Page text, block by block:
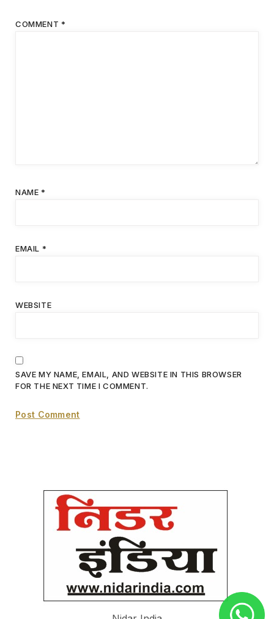
COMMENT *
NAME *
EMAIL *
WEBSITE
SAVE MY NAME, EMAIL, AND WEBSITE IN THIS BROWSER
FOR THE NEXT TIME I COMMENT.